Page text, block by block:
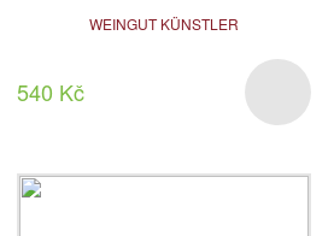
WEINGUT KÜNSTLER
540 Kč